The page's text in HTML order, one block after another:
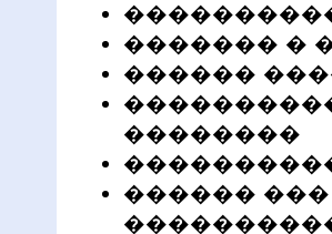
������� �
������
��������
������